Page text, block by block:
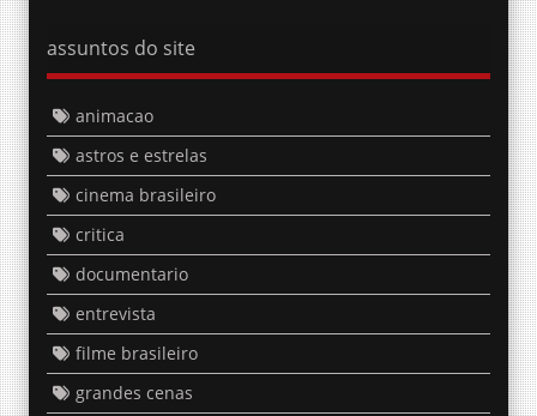
assuntos do site
animacao
astros e estrelas
cinema brasileiro
critica
documentario
entrevista
filme brasileiro
grandes cenas